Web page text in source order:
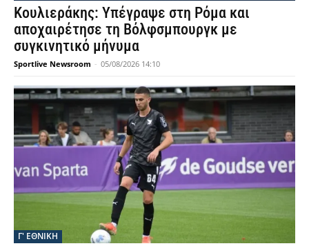
Κουλιεράκης: Υπέγραψε στη Ρόμα και
αποχαιρέτησε τη Βόλφσμπουργκ με
συγκινητικό μήνυμα
Sportlive Newsroom - 05/08/2026 14:10
Γ' ΕΘΝΙΚΗ